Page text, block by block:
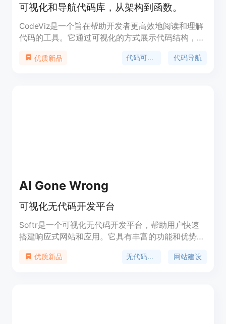
可视化和导航代码库，从架构到函数。
CodeViz是一个旨在帮助开发者更高效地阅读和理解
代码的工具。它通过可视化的方式展示代码结构，使
提高代码的可读性和可维护性。CodeViz支持与VS
优质新品 代码可视化 代码导航
AI Gone Wrong
可视化无代码开发平台
Softr是一个可视化无代码开发平台，帮助用户快速
搭建响应式网站和应用。它具有丰富的功能和优势，
据集成、在线支付集成、SEO优化等。Softr提供灵
优质新品 无代码开发 网站建设